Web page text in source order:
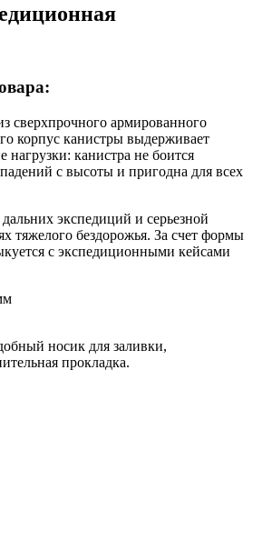
сверхпрочного армированного
корпус канистры выдерживает
нагрузки: канистра не боится
с высоты и пригодна для всех
экспедиций и серьезной
тяжелого бездорожья. За счет формы
с экспедиционными кейсами
носик для заливки,
прокладка.